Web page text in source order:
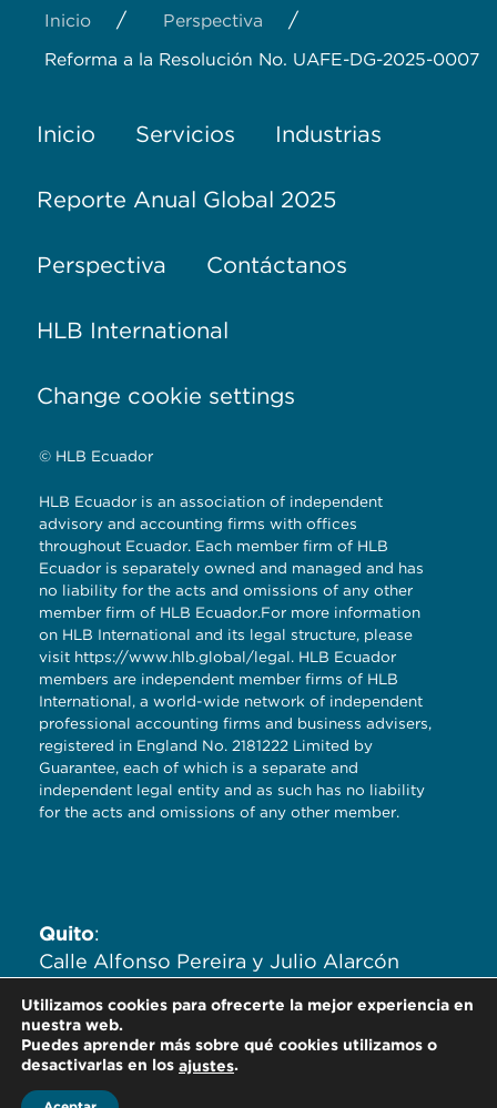
Inicio / Perspectiva /
Reforma a la Resolución No. UAFE-DG-2025-0007
Inicio Servicios Industrias
Reporte Anual Global 2025
Perspectiva Contáctanos
HLB International
Change cookie settings
© HLB Ecuador
HLB Ecuador is an association of independent
advisory and accounting firms with offices
throughout Ecuador. Each member firm of HLB
Ecuador is separately owned and managed and has
no liability for the acts and omissions of any other
member firm of HLB Ecuador.For more information
on HLB International and its legal structure, please
visit https://www.hlb.global/legal. HLB Ecuador
members are independent member firms of HLB
International, a world-wide network of independent
professional accounting firms and business advisers,
registered in England No. 2181222 Limited by
Guarantee, each of which is a separate and
independent legal entity and as such has no liability
for the acts and omissions of any other member.
Quito:
Calle Alfonso Pereira y Julio Alarcón
704,705,706.
Utilizamos cookies para ofrecerte la mejor experiencia en
nuestra web.
Puedes aprender más sobre qué cookies utilizamos o
desactivarlas en los ajustes.